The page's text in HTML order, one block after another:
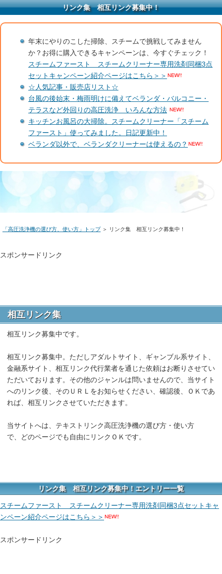
リンク集 相互リンク募集中！
年末にやりのこした掃除、スチームで挑戦してみません
か？お得に購入できるキャンペーンは、今すぐチェック！
スチームファースト スチームクリーナー専用洗剤同梱3点
セットキャンペーン紹介ページはこちら＞＞
☆人気記事・販売店リスト☆
台風の後始末・梅雨明けに備えてベランダ・バルコニー・
テラスなど外回りの高圧洗浄 いろんな方法
キッチンお風呂の大掃除。スチームクリーナー「スチーム
ファースト」使ってみました。日記更新中！
ベランダ以外で、ベランダクリーナーは使えるの？
「高圧洗浄機の選び方、使い方」トップ＞ リンク集 相互リンク募集中！
スポンサードリンク
相互リンク集
相互リンク募集中です。
相互リンク募集中。ただしアダルトサイト、ギャンブル系サイト、
金融系サイト、相互リンク代行業者を通じた依頼はお断りさせてい
ただいております。その他のジャンルは問いませんので、当サイト
へのリンク後、そのＵＲＬをお知らせください、確認後、ＯＫであ
れば、相互リンクさせていただきます。
当サイトへは、テキストリンク高圧洗浄機の選び方・使い方
で、どのページでも自由にリンクＯＫです。
リンク集 相互リンク募集中！エントリー一覧
スチームファースト スチームクリーナー専用洗剤同梱3点セットキャ
ンペーン紹介ページはこちら＞＞
スポンサードリンク